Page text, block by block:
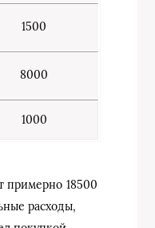
1500
8000
1000
примерно 18500
расходы,